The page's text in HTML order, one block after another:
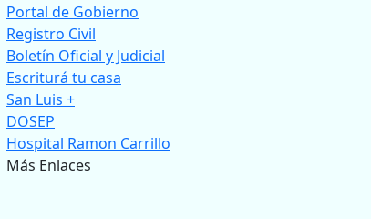
Portal de Gobierno
Registro Civil
Boletín Oficial y Judicial
Escriturá tu casa
San Luis +
DOSEP
Hospital Ramon Carrillo
Más Enlaces